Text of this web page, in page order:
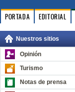
PORTADA EDITORIAL
Nuestros sitios
Opinión
Turismo
Notas de prensa